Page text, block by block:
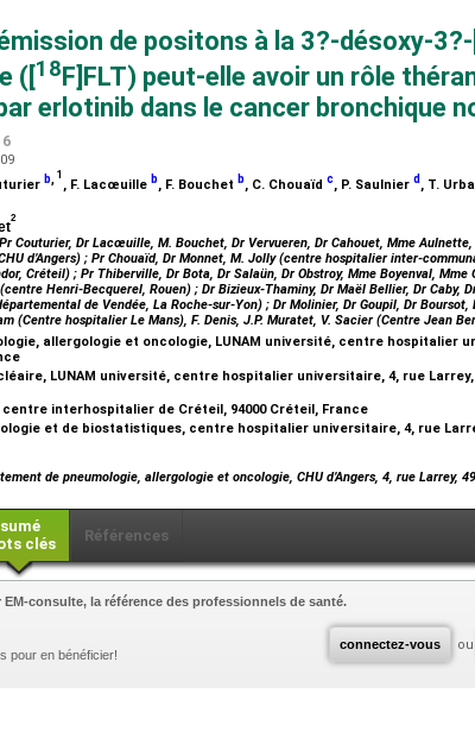
émission de positons à la 3?-désoxy-
([18 F]FLT) peut-elle avoir un rôle
erlotinib dans le cancer bronchique
b 1
, F. Lacœuille b, F. Bouchet b, C. Chouaïd c, P. Saulnier d , T.
2
Couturier, Dr Lacœuille, M. Bouchet, Dr Vervueren, Dr Cahouet, Mme
d’Angers) ; Pr Chouaïd, Dr Monnet, M. Jolly (centre hospitalier inter-
Créteil) ; Pr Thiberville, Dr Bota, Dr Salaün, Dr Obstroy, Mme Boyenval, Mme
Henri-Becquerel, Rouen) ; Dr Bizieux-Thaminy, Dr Maël Bellier, Dr Caby,
de Vendée, La Roche-sur-Yon) ; Dr Molinier, Dr Goupil, Dr
(Centre hospitalier Le Mans), F. Denis, J.P. Muratet, V. Sacier (Centre Jean
allergologie et oncologie, LUNAM université, centre hospitalier
LUNAM université, centre hospitalier universitaire, 4, rue Larrey,
interhospitalier de Créteil, 94000 Créteil, France
et de biostatistiques, centre hospitalier universitaire, 4, rue
de pneumologie, allergologie et oncologie, CHU d’Angers, 4, rue Larrey,
clés
Références
connectez-vous ou
EM-consulte, la référence des professionnels de santé.
pour en bénéficier!